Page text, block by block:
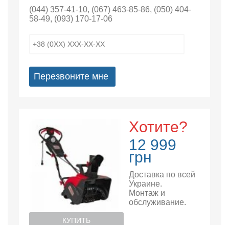
(044) 357-41-10, (067) 463-85-86, (050) 404-
58-49, (093) 170-17-06
Перезвоните мне
Хотите?
12 999
грн
Доставка по всей
Украине.
Монтаж и
обслуживание.
КУПИТЬ